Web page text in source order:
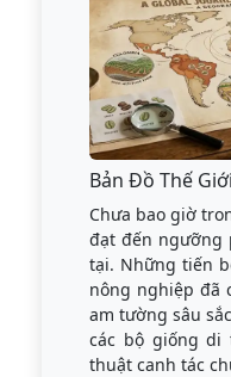
Bản Đồ Thế
Chưa bao giờ
đạt đến ngưỡng
tại. Những tiến
nông nghiệp đã
am tường sâu
các bộ giống di
thuật canh tác